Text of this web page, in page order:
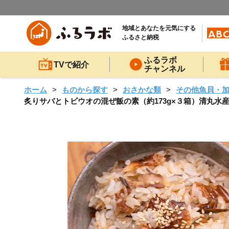
地域とあなたを元気にする
ふるさと納税
TVで紹介
ふるラボ
チャンネル
ホーム ものから探す おさかな類
その他魚貝・
炙りサバとトビウオの混ぜ飯の素（約173g×３箱）清丸水